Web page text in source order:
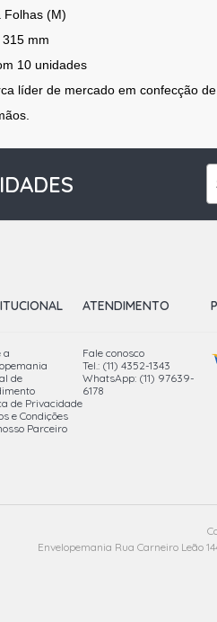
Folhas (M)
mm
10 unidades
líder de mercado em confecção de
a
de
de Privacidade
e Condições
Parceiro
ATENDIMENTO
Fale conosco
Tel.: (11) 4352-1343
WhatsApp: (11) 97639-
6178
Envelopemania Rua Carneiro Leão